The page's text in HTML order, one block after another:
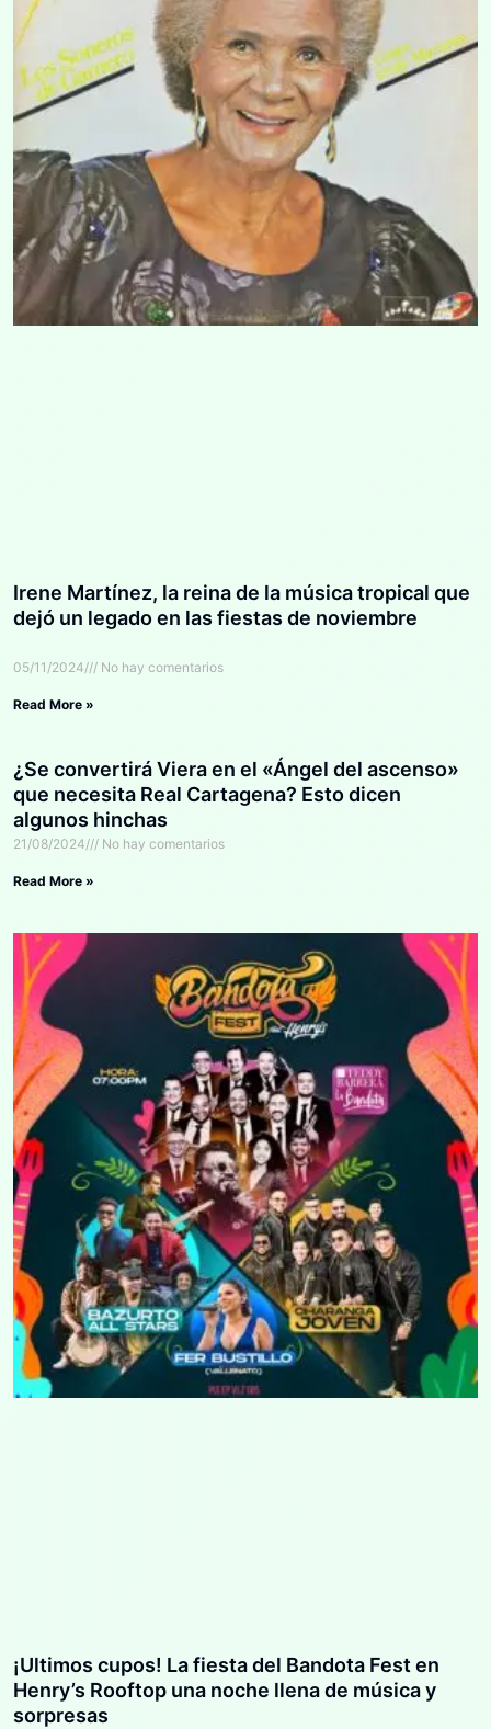
Irene Martínez, la reina de la música tropical que
dejó un legado en las fiestas de noviembre
05/11/2024 No hay comentarios
Read More »
¿Se convertirá Viera en el «Ángel del ascenso»
que necesita Real Cartagena? Esto dicen
algunos hinchas
21/08/2024 No hay comentarios
Read More »
¡Ultimos cupos! La fiesta del Bandota Fest en
Henry’s Rooftop una noche llena de música y
sorpresas